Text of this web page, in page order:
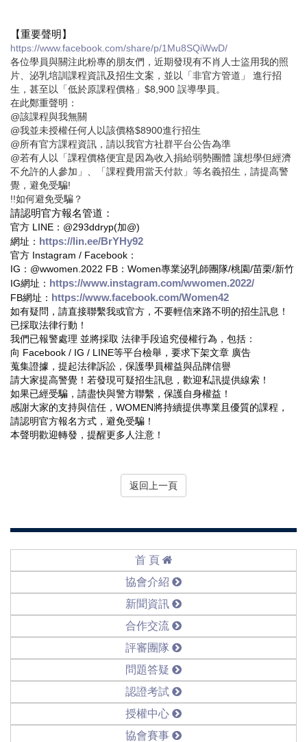
【重要聲明】
https://www.facebook.com/share/p/1Mu8SQiWwD/
各位學員與關注此粉專的朋友們， 近期發現有不肖人士盜用我的照
片、泌乳培訓課程資訊及招生文案，並以「非官方管道」 進行招
生， 甚至以「低於原課程價格」$8,900 誤導學員。
在此鄭重聲明：
@該課程與我無關
@我並未授權任何人以該價格$8900進行招生
@所有官方課程資訊，請以我官方社群平台公告為準
@若有人以「課程價格便宜是因為收入捐給弱勢團體 讓想學但經濟
不允許的人參加」、「課程費用當天付款」等名義招生，請提高警
覺，避免受騙!
!!如何避免受騙？
請認明官方報名管道：
官方 LINE： @293ddryp(加@)
網址： https://lin.ee/BrYHy92
官方 Instagram / Facebook：
IG：@wwomen.2022 FB：Women專業泌乳師團隊/桃園/苗栗/新竹
IG網址： https://www.instagram.com/wwomen.2022/
FB網址： https://www.facebook.com/Women42
如有疑問，請直接聯繫我或官方，不要輕信來路不明的招生訊息！
已採取法律行動！
我們已報警處理 並將採取 法律手段追究侵權行為，包括：
向 Facebook / IG / LINE等平台檢舉，要求下架文章 廣告
蒐集證據，提起法律訴訟，保護學員權益與品牌信譽
請大家提高警覺！若發現可疑招生訊息，歡迎私訊提供線索！
如果已經受騙，請盡快與警方聯繫，保護自身權益！
感謝大家的支持與信任，WOMEN將持續提供專業且優質的課程，
請認明官方報名方式，避免受騙！
本聲明歡迎轉發，提醒更多人注意！
返回上一頁
首 頁
協會介紹
新聞資訊
合作交流
評審團隊
問題答疑
認證考試
授權中心
協會賽事